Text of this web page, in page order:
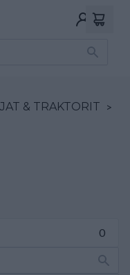
& TRAKTORIT >
0